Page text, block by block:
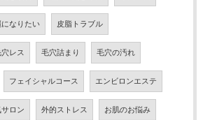
になりたい 皮脂トラブル
穴レス 毛穴詰まり 毛穴の汚れ
フェイシャルコース エンビロンエステ
サロン 外的ストレス お肌のお悩み